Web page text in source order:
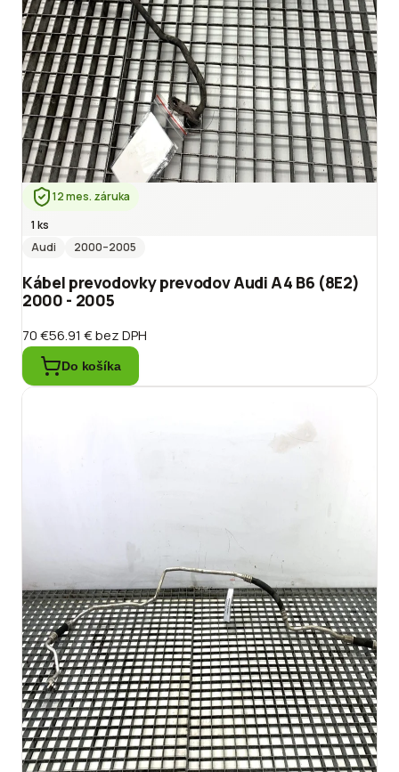
12 mes. záruka
1 ks
Audi
2000–2005
Kábel prevodovky prevodov Audi A4 B6 (8E2)
2000 - 2005
70 €56.91 €bez DPH
Do košíka